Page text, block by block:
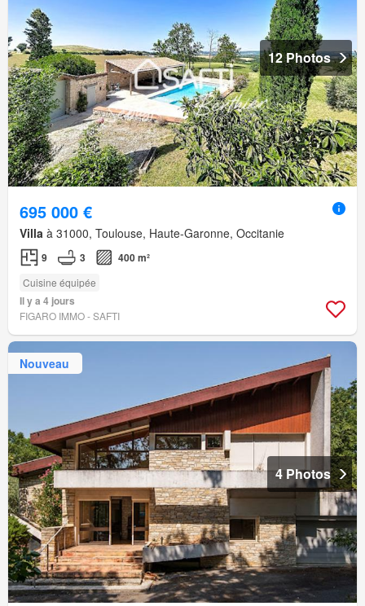
12 Photos
695 000 €
Villa à 31000, Toulouse, Haute-Garonne, Occitanie
9 3 400 m²
Cuisine équipée
Il y a 4 jours
FIGARO IMMO - SAFTI
Nouveau
4 Photos